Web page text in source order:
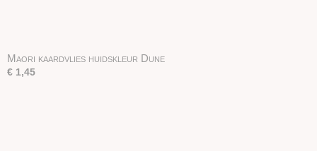
Maori kaardvlies huidskleur Dune
€ 1,45